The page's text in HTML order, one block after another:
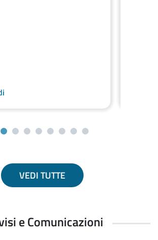
Previous
Next
VEDI TUTTE
e Comunicazioni